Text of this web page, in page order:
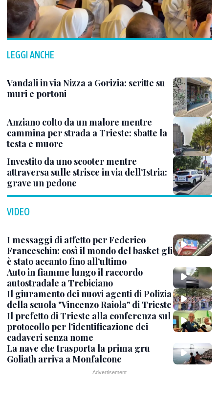
LEGGI ANCHE
Vandali in via Nizza a Gorizia: scritte su
muri e portoni
Anziano colto da un malore mentre
cammina per strada a Trieste: sbatte la
testa e muore
Investito da uno scooter mentre
attraversa sulle strisce in via dell’Istria:
grave un pedone
VIDEO
I messaggi di affetto per Federico
Franceschin: così il mondo del basket gli
è stato accanto fino all’ultimo
Auto in fiamme lungo il raccordo
autostradale a Trebiciano
Il giuramento dei nuovi agenti di Polizia
della scuola "Vincenzo Raiola" di Trieste
Il prefetto di Trieste alla conferenza sul
protocollo per l'identificazione dei
cadaveri senza nome
La nave che trasporta la prima gru
Goliath arriva a Monfalcone